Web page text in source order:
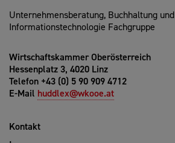
Unternehmensberatung, Buchhaltung und
Informationstechnologie Fachgruppe
Wirtschaftskammer Oberösterreich
Hessenplatz 3, 4020 Linz
Telefon +43 (0) 5 90 909 4712
E-Mail huddlex@wkooe.at
Kontakt